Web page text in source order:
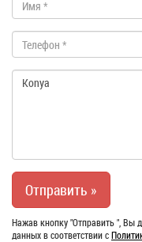
Нажав кнопку "Отправить ", Вы
данных в соответствии с